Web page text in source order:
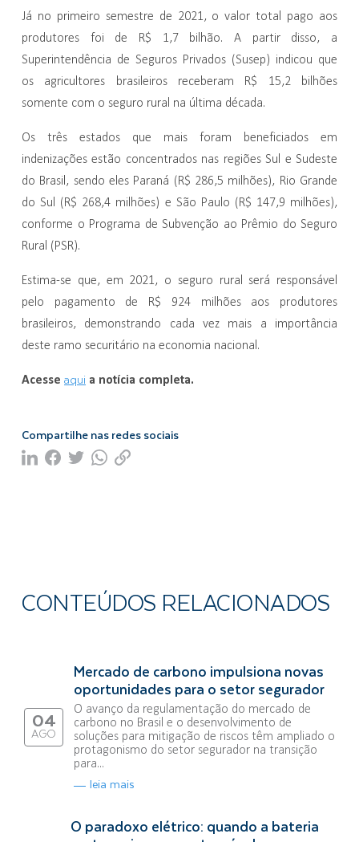
Já no primeiro semestre de 2021, o valor total pago aos
produtores foi de R$ 1,7 bilhão. A partir disso, a
Superintendência de Seguros Privados (Susep) indicou que
os agricultores brasileiros receberam R$ 15,2 bilhões
somente com o seguro rural na última década.
Os três estados que mais foram beneficiados em
indenizações estão concentrados nas regiões Sul e Sudeste
do Brasil, sendo eles Paraná (R$ 286,5 milhões), Rio Grande
do Sul (R$ 268,4 milhões) e São Paulo (R$ 147,9 milhões),
conforme o Programa de Subvenção ao Prêmio do Seguro
Rural (PSR).
Estima-se que, em 2021, o seguro rural será responsável
pelo pagamento de R$ 924 milhões aos produtores
brasileiros, demonstrando cada vez mais a importância
deste ramo securitário na economia nacional.
Acesse aqui a notícia completa.
Compartilhe nas redes sociais
CONTEÚDOS RELACIONADOS
04
AGO
Mercado de carbono impulsiona novas
oportunidades para o setor segurador
O avanço da regulamentação do mercado de
carbono no Brasil e o desenvolvimento de
soluções para mitigação de riscos têm ampliado o
protagonismo do setor segurador na transição
para...
leia mais
O paradoxo elétrico: quando a bateria